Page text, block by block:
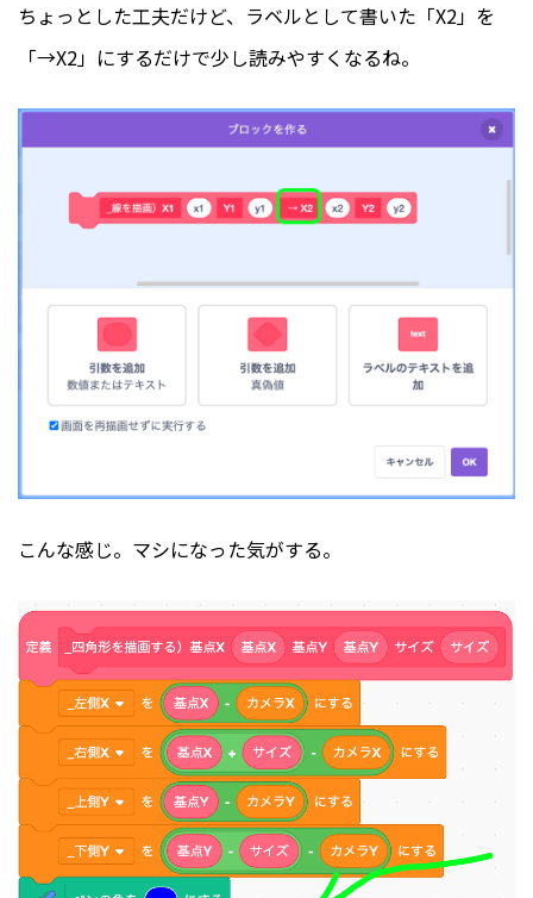
ちょっとした工夫だけど、ラベルとして書いた「X2」を
「→X2」にするだけで少し読みやすくなるね。
こんな感じ。マシになった気がする。